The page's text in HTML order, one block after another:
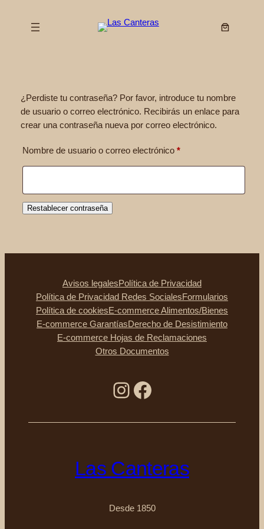
¿Perdiste tu contraseña? Por favor, introduce tu nombre
de usuario o correo electrónico. Recibirás un enlace para
crear una contraseña nueva por correo electrónico.
Nombre de usuario o correo electrónico *Obligatorio
Restablecer contraseña
Avisos legalesPolítica de Privacidad
Política de Privacidad Redes SocialesFormularios
Política de cookiesE-commerce Alimentos/Bienes
E-commerce GarantíasDerecho de Desistimiento
E-commerce Hojas de Reclamaciones
Otros Documentos
Instagram
Facebook
Las Canteras
Desde 1850